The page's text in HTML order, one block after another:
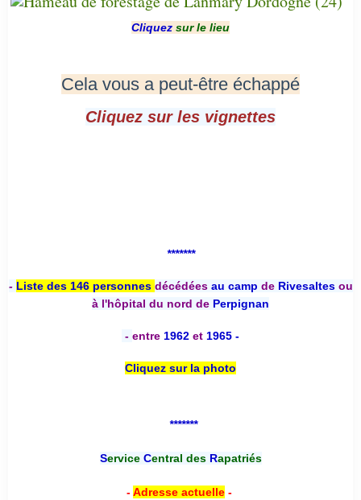
Cliquez sur le lieu
Cela vous a peut-être échappé
Cliquez sur les vignettes
*******
- Liste des 146 personnes décédées au camp deRivesaltesou
à l'hôpital du nord de Perpignan
- entre 1962 et 1965 -
Cliquez sur la photo
*******
Service Central desRapatriés
-Adresse actuelle-